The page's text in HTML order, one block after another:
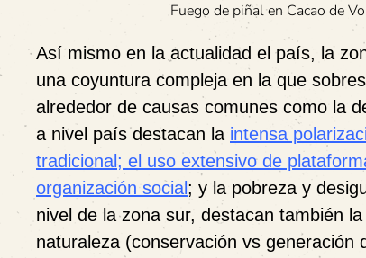
Fuego de piñal en Cacao de
Así mismo en la actualidad el país, la
una coyuntura compleja en la que
alrededor de causas comunes como la
a nivel país destacan la intensa
tradicional; el uso extensivo de
organización social ; y la pobreza y
nivel de la zona sur, destacan también
naturaleza (conservación vs generación